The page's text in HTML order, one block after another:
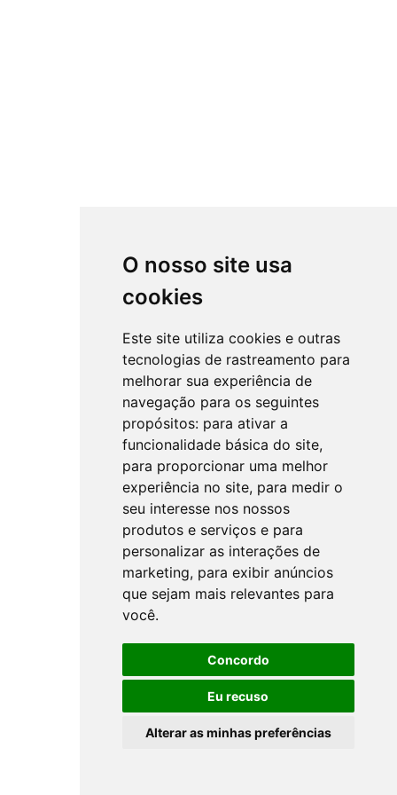
O nosso site usa
cookies
Este site utiliza cookies e outras
tecnologias de rastreamento para
melhorar sua experiência de
navegação para os seguintes
propósitos: para ativar a
funcionalidade básica do site,
para proporcionar uma melhor
experiência no site, para medir o
seu interesse nos nossos
produtos e serviços e para
personalizar as interações de
marketing, para exibir anúncios
que sejam mais relevantes para
você.
Concordo
Eu recuso
Alterar as minhas preferências